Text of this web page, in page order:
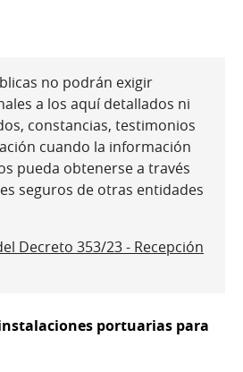
no podrán exigir
a los aquí detallados ni
constancias, testimonios
cuando la información
pueda obtenerse a través
seguros de otras entidades
Decreto 353/23 - Recepción
portuarias para